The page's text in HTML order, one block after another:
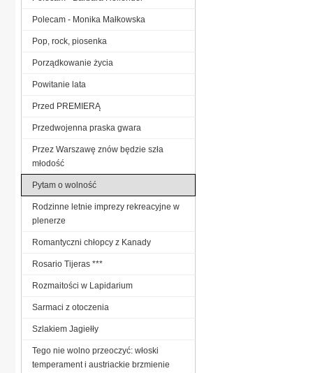
Polecam - Monika Małkowska
Pop, rock, piosenka
Porządkowanie życia
Powitanie lata
Przed PREMIERĄ
Przedwojenna praska gwara
Przez Warszawę znów będzie szła
młodość
Pytam o wolność
Rodzinne letnie imprezy rekreacyjne w
plenerze
Romantyczni chłopcy z Kanady
Rosario Tijeras ***
Rozmaitości w Lapidarium
Sarmaci z otoczenia
Szlakiem Jagiełły
Tego nie wolno przeoczyć: włoski
temperament i austriackie brzmienie